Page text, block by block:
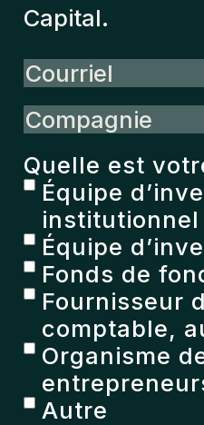
Capital.
Courriel
Compagnie
Quelle est
Équipe
institutionnel
Équipe
Fonds de
Fournisseur
comptable,
Organisme
Autre